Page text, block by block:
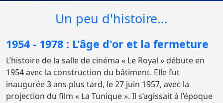
Un peu d'histoire...
1954 - 1978 : L'âge d'or et la fermeture
L’histoire de la salle de cinéma « Le Royal » débute en
1954 avec la construction du bâtiment. Elle fut
inaugurée 3 ans plus tard, le 27 juin 1957, avec la
projection du film « La Tunique ». Il s’agissait à l’époque